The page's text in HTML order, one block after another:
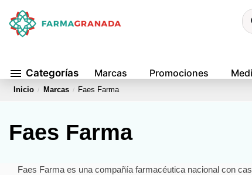
menu Categorías Marcas Promociones
Inicio Marcas Faes Farma
Faes Farma
Faes Farma es una compañía farmacéutica nacional con